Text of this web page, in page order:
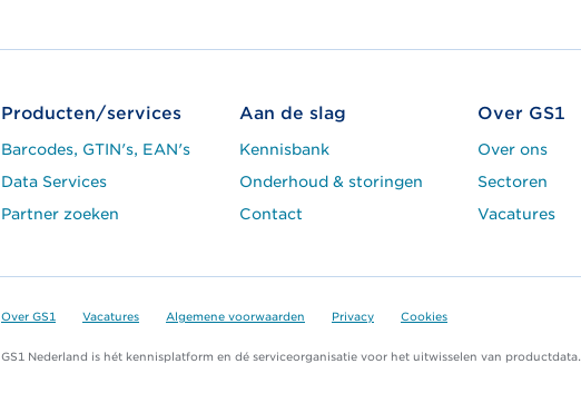
Producten/services
Barcodes, GTIN's, EAN's
Data Services
Partner zoeken
Aan de slag
Kennisbank
Onderhoud & storingen
Contact
Over GS1
Over ons
Sectoren
Vacatures
Over GS1 Vacatures Algemene voorwaarden Privacy Cookies
GS1 Nederland is hét kennisplatform en dé serviceorganisatie voor het uitwisselen van productdata.